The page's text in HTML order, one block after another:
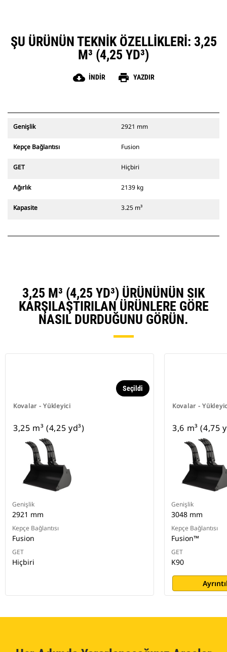
ŞU ÜRÜNÜN TEKNIK ÖZELLIKLERI: 3,25
M³ (4,25 YD³)
cloud_download İNDIR print YAZDIR
Genişlik 2921 mm
Kepçe Bağlantısı Fusion
GET Hiçbiri
Ağırlık 2139 kg
Kapasite 3.25 m³
3,25 M³ (4,25 YD³) ÜRÜNÜNÜN SIK
KARŞILAŞTIRILAN ÜRÜNLERE GÖRE
NASIL DURDUĞUNU GÖRÜN.
Kovalar - Yükleyici
Seçildi
3,25 m³ (4,25 yd³)
Genişlik
2921 mm
Kepçe Bağlantısı
Fusion
GET
Hiçbiri
Kovalar -
3,6 m³ (4,75
Genişlik
3048 mm
Kepçe Bağlantısı
Fusion™
GET
K90